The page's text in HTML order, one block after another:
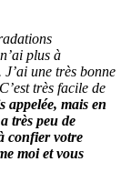
plus à
une très bonne
très facile de
appelée, mais en
très peu de
confier votre
moi et vous